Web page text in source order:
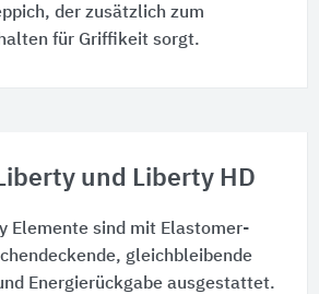
der zusätzlich zum
für Griffikeit sorgt.
und Liberty HD
Elemente sind mit Elastomer-
gleichbleibende
Energierückgabe ausgestattet.